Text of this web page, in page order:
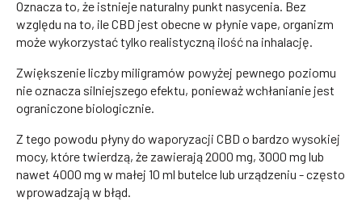
Oznacza to, że istnieje naturalny punkt nasycenia. Bez
względu na to, ile CBD jest obecne w płynie vape, organizm
może wykorzystać tylko realistyczną ilość na inhalację.
Zwiększenie liczby miligramów powyżej pewnego poziomu
nie oznacza silniejszego efektu, ponieważ wchłanianie jest
ograniczone biologicznie.
Z tego powodu płyny do waporyzacji CBD o bardzo wysokiej
mocy, które twierdzą, że zawierają 2000 mg, 3000 mg lub
nawet 4000 mg w małej 10 ml butelce lub urządzeniu - często
wprowadzają w błąd.